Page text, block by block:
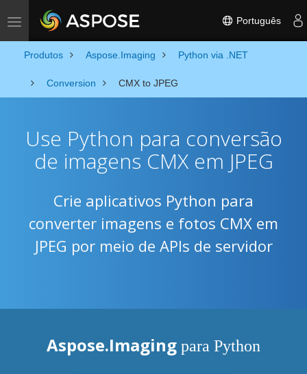
Toggle navigation Português
Produtos Aspose.Imaging Python via .NET
Conversion CMX to JPEG
Use Python para conversão
de imagens CMX em JPEG
Crie aplicativos Python para
converter imagens e fotos CMX em
JPEG por meio de APIs de servidor
Aspose.Imaging para Python